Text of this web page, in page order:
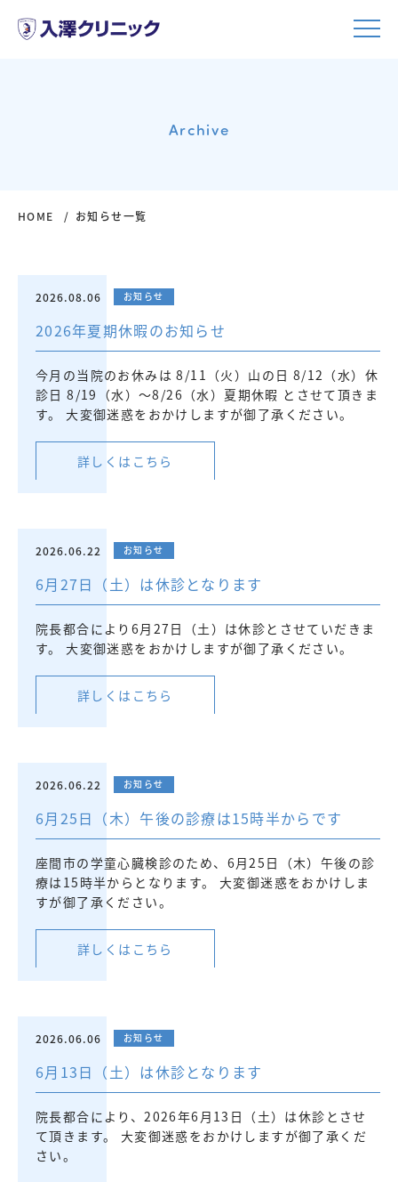
Archive
HOME お知らせ一覧
2026.08.06 お知らせ
2026年夏期休暇のお知らせ
今月の当院のお休みは 8/11（火）山の日 8/12（水）休
診日 8/19（水）～8/26（水）夏期休暇 とさせて頂きま
す。 大変御迷惑をおかけしますが御了承ください。
詳しくはこちら
2026.06.22 お知らせ
6月27日（土）は休診となります
院長都合により6月27日（土）は休診とさせていだきま
す。 大変御迷惑をおかけしますが御了承ください。
詳しくはこちら
2026.06.22 お知らせ
6月25日（木）午後の診療は15時半からです
座間市の学童心臓検診のため、6月25日（木）午後の診
療は15時半からとなります。 大変御迷惑をおかけしま
すが御了承ください。
詳しくはこちら
2026.06.06 お知らせ
6月13日（土）は休診となります
院長都合により、2026年6月13日（土）は休診とさせ
て頂きます。 大変御迷惑をおかけしますが御了承くだ
さい。